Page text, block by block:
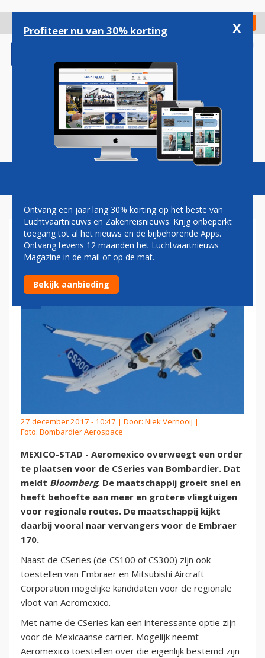
gaan
Check in
Magazine Podcasts Vacatures
AEROMEXICO OVERWEEGT
ORDER VOOR CSERIES
27 december 2017 - 10:47 | Door: Niek Vernooij |
Foto: Bombardier Aerospace
MEXICO-STAD - Aeromexico overweegt een order
te plaatsen voor de CSeries van Bombardier. Dat
meldt Bloomberg. De maatschappij groeit snel en
heeft behoefte aan meer en grotere vliegtuigen
voor regionale routes. De maatschappij kijkt
daarbij vooral naar vervangers voor de Embraer
170.
Naast de CSeries (de CS100 of CS300) zijn ook
toestellen van Embraer en Mitsubishi Aircraft
Corporation mogelijke kandidaten voor de regionale
vloot van Aeromexico.
Met name de CSeries kan een interessante optie zijn
voor de Mexicaanse carrier. Mogelijk neemt
Aeromexico toestellen over die eigenlijk bestemd zijn
Profiteer nu van 30% korting x
Ontvang een jaar lang 30% korting op het beste van
Luchtvaartnieuws en Zakenreisnieuws. Krijg onbeperkt
toegang tot al het nieuws en de bijbehorende Apps.
Ontvang tevens 12 maanden het Luchtvaartnieuws
Magazine in de mail of op de mat.
Bekijk aanbieding